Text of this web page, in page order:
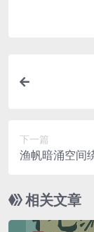
下一篇
渔帆暗涌空间
相关文章